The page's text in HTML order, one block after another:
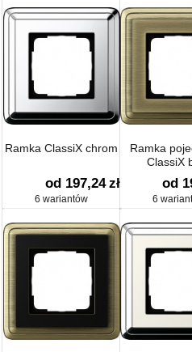
Ramka ClassiX chrom
od 197,24 zł
6 wariantów
Ramka
ClassiX
od
6